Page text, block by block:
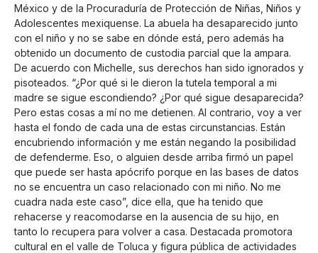
México y de la Procuraduría de Protección de Niñas, Niños y
Adolescentes mexiquense. La abuela ha desaparecido junto
con el niño y no se sabe en dónde está, pero además ha
obtenido un documento de custodia parcial que la ampara.
De acuerdo con Michelle, sus derechos han sido ignorados y
pisoteados. “¿Por qué si le dieron la tutela temporal a mi
madre se sigue escondiendo? ¿Por qué sigue desaparecida?
Pero estas cosas a mí no me detienen. Al contrario, voy a ver
hasta el fondo de cada una de estas circunstancias. Están
encubriendo información y me están negando la posibilidad
de defenderme. Eso, o alguien desde arriba firmó un papel
que puede ser hasta apócrifo porque en las bases de datos
no se encuentra un caso relacionado con mi niño. No me
cuadra nada este caso”, dice ella, que ha tenido que
rehacerse y reacomodarse en la ausencia de su hijo, en
tanto lo recupera para volver a casa. Destacada promotora
cultural en el valle de Toluca y figura pública de actividades